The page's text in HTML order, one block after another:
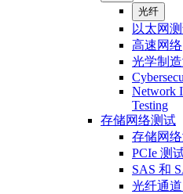
光纤
以太网
高速网络
光学制
Network
Testing
存储网络测试
存储网
PCIe 测
SAS 和
光纤通